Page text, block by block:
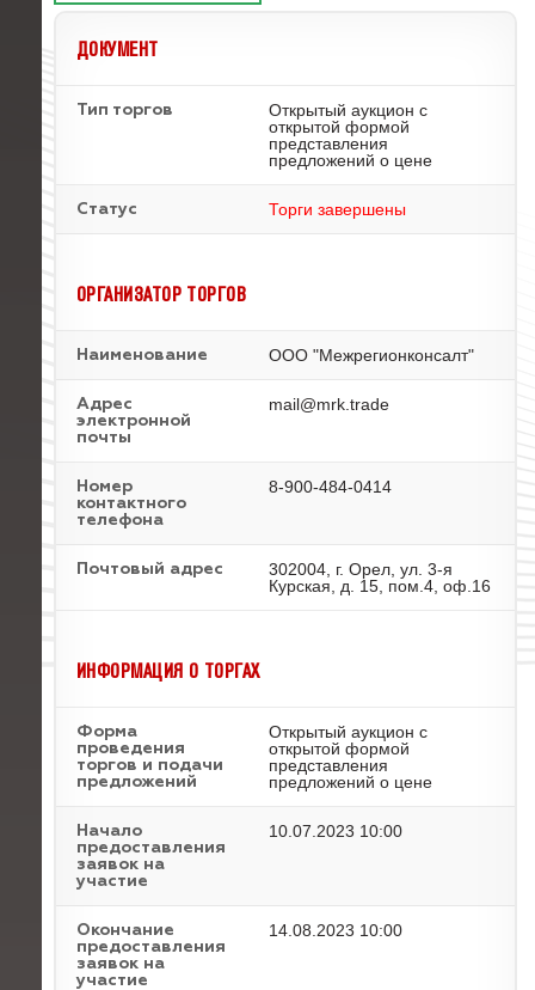
ДОКУМЕНТ
Тип торгов
Открытый аукцион с
открытой формой
представления
предложений о цене
Статус Торги завершены
ОРГАНИЗАТОР ТОРГОВ
Наименование ООО "Межрегионконсалт"
Адрес
электронной
почты
mail@mrk.trade
Номер
контактного
телефона
8-900-484-0414
Почтовый адрес
302004, г. Орел, ул. 3-я
Курская, д. 15, пом.4, оф.16
ИНФОРМАЦИЯ О ТОРГАХ
Форма
проведения
торгов и подачи
предложений
Открытый аукцион с
открытой формой
представления
предложений о цене
Начало
предоставления
заявок на
участие
10.07.2023 10:00
Окончание
предоставления
заявок на
участие
14.08.2023 10:00